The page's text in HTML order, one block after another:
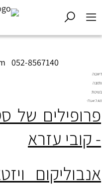
052-8567140
דיאטה
ותזונה
בשיטת
Diet2All:
שמאחורי
המושלם.
פרופילים של
- קובי עזרא
אנבוליקום